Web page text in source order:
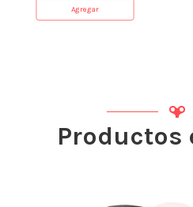
Agregar
Productos